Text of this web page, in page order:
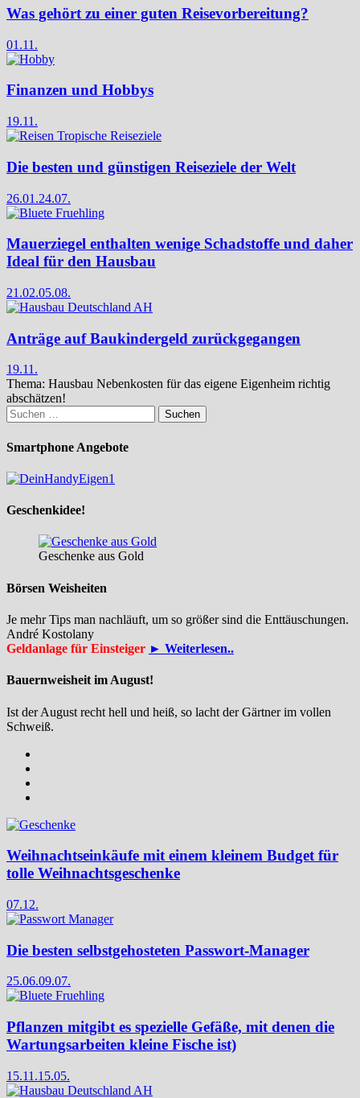
Was gehört zu einer guten Reisevorbereitung?
01.11.
Finanzen und Hobbys
19.11.
Die besten und günstigen Reiseziele der Welt
26.01.24.07.
Mauerziegel enthalten wenige Schadstoffe und daher
Ideal für den Hausbau
21.02.05.08.
Anträge auf Baukindergeld zurückgegangen
19.11.
Thema: Hausbau Nebenkosten für das eigene Eigenheim richtig
abschätzen!
Suchen
nach:
Smartphone Angebote
Geschenkidee!
Geschenke aus Gold
Börsen Weisheiten
Je mehr Tips man nachläuft, um so größer sind die Enttäuschungen.
André Kostolany
Geldanlage für Einsteiger ► Weiterlesen..
Bauernweisheit im August!
Ist der August recht hell und heiß, so lacht der Gärtner im vollen
Schweiß.
Weihnachtseinkäufe mit einem kleinem Budget für
tolle Weihnachtsgeschenke
07.12.
Die besten selbstgehosteten Passwort-Manager
25.06.09.07.
Pflanzen mitgibt es spezielle Gefäße, mit denen die
Wartungsarbeiten kleine Fische ist)
15.11.15.05.